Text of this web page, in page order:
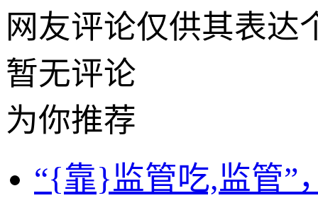
网友评论仅供其表达
暂无评论
为你推荐
“{靠}监管吃,监管”